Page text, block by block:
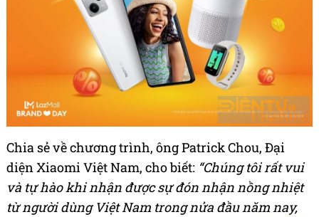
Chia sẻ về chương trình, ông Patrick Chou, Đại
diện Xiaomi Việt Nam, cho biết: “Chúng tôi rất vui
và tự hào khi nhận được sự đón nhận nồng nhiệt
từ người dùng Việt Nam trong nửa đầu năm nay,